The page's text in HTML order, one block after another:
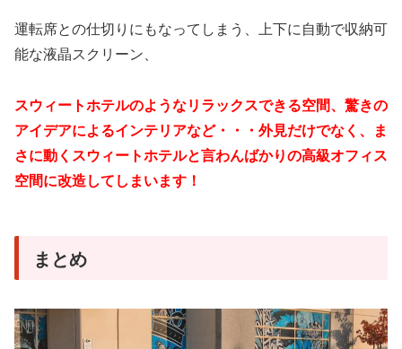
運転席との仕切りにもなってしまう、上下に自動で収納可
能な液晶スクリーン、
スウィートホテルのようなリラックスできる空間、驚きの
アイデアによるインテリアなど・・・外見だけでなく、ま
さに動くスウィートホテルと言わんばかりの高級オフィス
空間に改造してしまいます！
まとめ